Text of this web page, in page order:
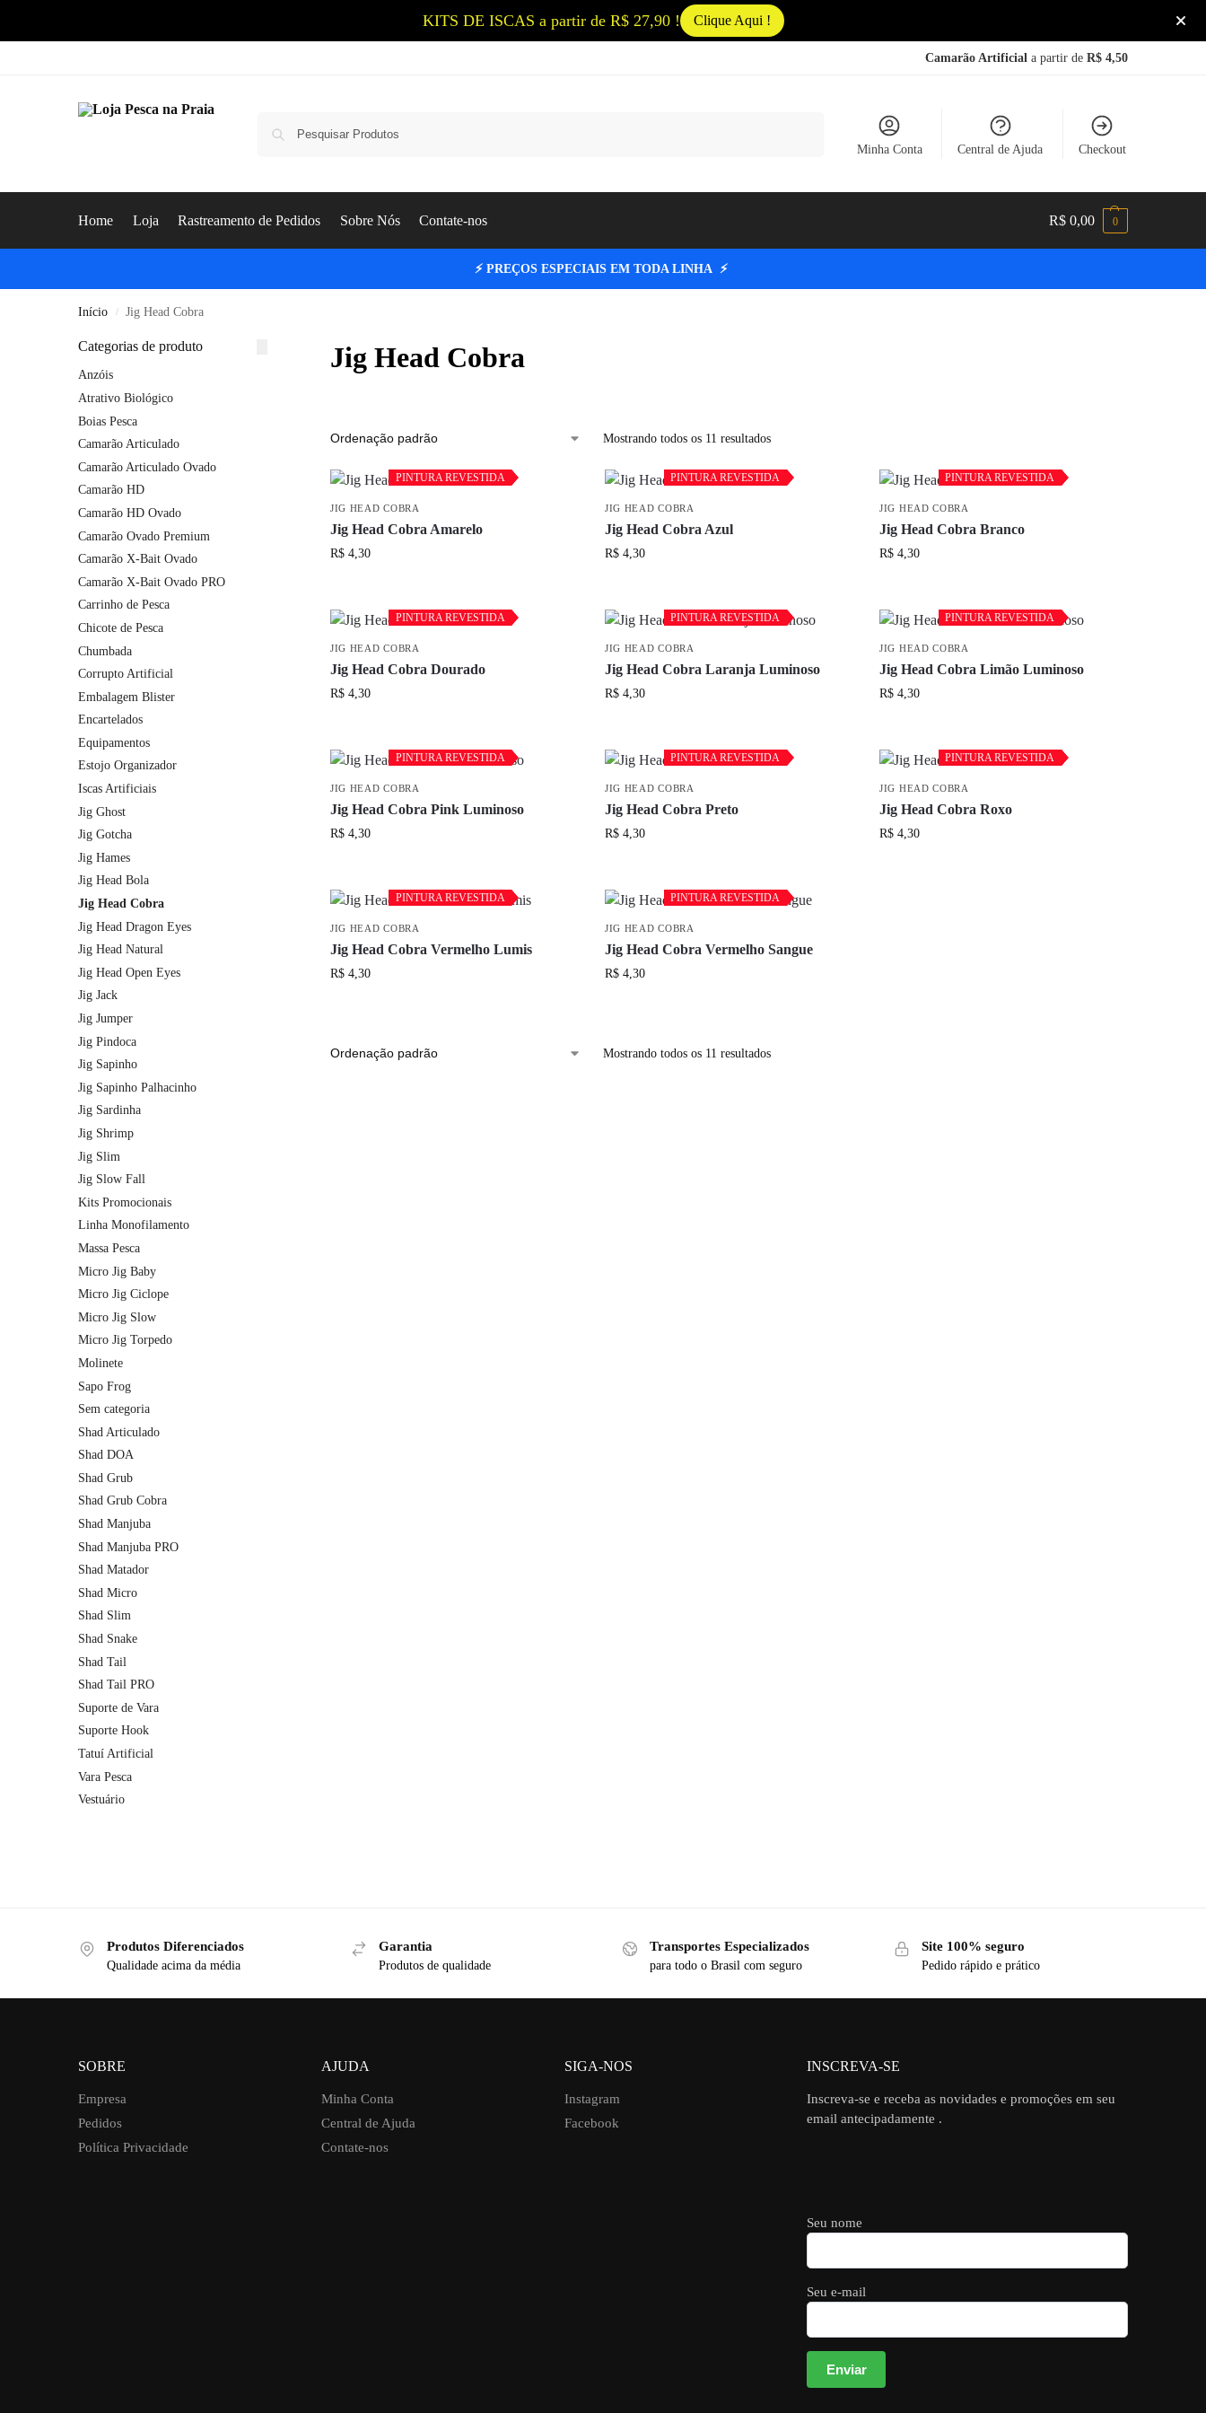
KITS DE ISCAS a partir de R$ 27,90 ! Clique Aqui !
Camarão Artificial a partir de R$ 4,50
Minha Conta Central de Ajuda Checkout
Home Loja Rastreamento de Pedidos Sobre Nós Contate-nos R$ 0,00 0
⚡ PREÇOS ESPECIAIS EM TODA LINHA ⚡
Início / Jig Head Cobra
Jig Head Cobra
Mostrando todos os 11 resultados
PINTURA REVESTIDA
PINTURA REVESTIDA
JIG HEAD COBRA
Jig Head Cobra Amarelo
R$4,30
PINTURA REVESTIDA
PINTURA REVESTIDA
JIG HEAD COBRA
Jig Head Cobra Azul
R$4,30
PINTURA REVESTIDA
PINTURA REVESTIDA
JIG HEAD COBRA
Jig Head Cobra Branco
R$ 4,30
PINTURA REVESTIDA
PINTURA REVESTIDA
JIG HEAD COBRA
Jig Head Cobra Dourado
R$4,30
PINTURA REVESTIDA
PINTURA REVESTIDA
JIG HEAD COBRA
Jig Head Cobra Laranja Luminoso
R$4,30
PINTURA REVESTIDA
PINTURA REVESTIDA
JIG HEAD COBRA
Jig Head Cobra Limão Luminoso
R$ 4,30
PINTURA REVESTIDA
PINTURA REVESTIDA
JIG HEAD COBRA
Jig Head Cobra Pink Luminoso
R$4,30
PINTURA REVESTIDA
PINTURA REVESTIDA
JIG HEAD COBRA
Jig Head Cobra Preto
R$4,30
PINTURA REVESTIDA
PINTURA REVESTIDA
JIG HEAD COBRA
Jig Head Cobra Roxo
R$ 4,30
PINTURA REVESTIDA
PINTURA REVESTIDA
JIG HEAD COBRA
Jig Head Cobra Vermelho Lumis
R$4,30
PINTURA REVESTIDA
PINTURA REVESTIDA
JIG HEAD COBRA
Jig Head Cobra Vermelho Sangue
R$4,30
Mostrando todos os 11 resultados
Categorias de produto
Anzóis
Atrativo Biológico
Boias Pesca
Camarão Articulado
Camarão Articulado Ovado
Camarão HD
Camarão HD Ovado
Camarão Ovado Premium
Camarão X-Bait Ovado
Camarão X-Bait Ovado PRO
Carrinho de Pesca
Chicote de Pesca
Chumbada
Corrupto Artificial
Embalagem Blister
Encartelados
Equipamentos
Estojo Organizador
Iscas Artificiais
Jig Ghost
Jig Gotcha
Jig Hames
Jig Head Bola
Jig Head Cobra
Jig Head Dragon Eyes
Jig Head Natural
Jig Head Open Eyes
Jig Jack
Jig Jumper
Jig Pindoca
Jig Sapinho
Jig Sapinho Palhacinho
Jig Sardinha
Jig Shrimp
Jig Slim
Jig Slow Fall
Kits Promocionais
Linha Monofilamento
Massa Pesca
Micro Jig Baby
Micro Jig Ciclope
Micro Jig Slow
Micro Jig Torpedo
Molinete
Sapo Frog
Sem categoria
Shad Articulado
Shad DOA
Shad Grub
Shad Grub Cobra
Shad Manjuba
Shad Manjuba PRO
Shad Matador
Shad Micro
Shad Slim
Shad Snake
Shad Tail
Shad Tail PRO
Suporte de Vara
Suporte Hook
Tatuí Artificial
Vara Pesca
Vestuário
Produtos Diferenciados
Qualidade acima da média
Garantia
Produtos de qualidade
Transportes Especializados
para todo o Brasil com seguro
Site 100% seguro
Pedido rápido e prático
SOBRE
Empresa
Pedidos
Política Privacidade
AJUDA
Minha Conta
Central de Ajuda
Contate-nos
SIGA-NOS
Instagram
Facebook
INSCREVA-SE
Inscreva-se e receba as novidades e promoções em seu
email antecipadamente .
Seu nome
Seu e-mail